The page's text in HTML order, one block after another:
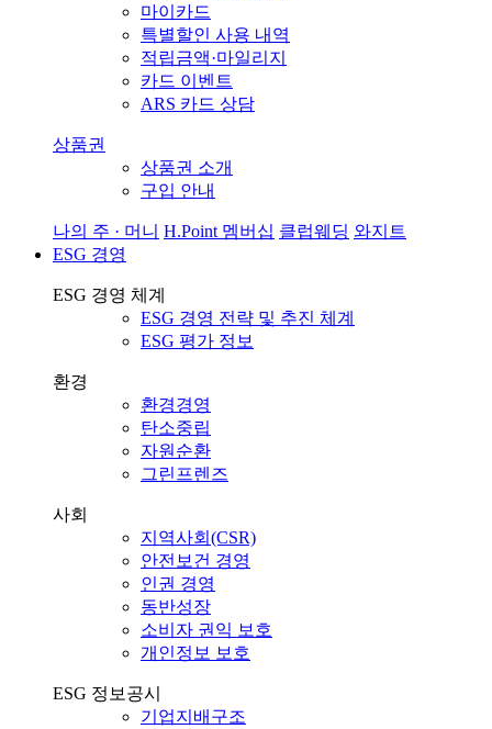
마이카드
특별할인 사용 내역
적립금액·마일리지
카드 이벤트
ARS 카드 상담
상품권
상품권 소개
구입 안내
나의 주 · 머니 H.Point 멤버십 클럽웨딩 와지트
ESG 경영
ESG 경영 체계
ESG 경영 전략 및 추진 체계
ESG 평가 정보
환경
환경경영
탄소중립
자원순환
그린프렌즈
사회
지역사회(CSR)
안전보건 경영
인권 경영
동반성장
소비자 권익 보호
개인정보 보호
ESG 정보공시
기업지배구조